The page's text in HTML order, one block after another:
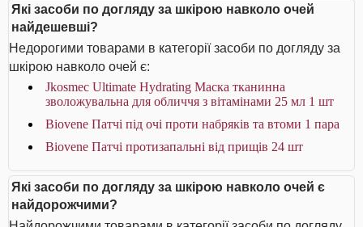
Які засоби по догляду за шкірою навколо очей
найдешевші?
Недорогими товарами в категорії засоби по догляду за
шкірою навколо очей є:
Jkosmec Ultimate Hydrating Маска тканинна
зволожувальна для обличчя з вітамінами 25 мл 1 шт
Biovene Патчі під очі проти набряків та втоми 1 пара
Biovene Патчі протизапальні від прищів 24 шт
Які засоби по догляду за шкірою навколо очей є
найдорожчими?